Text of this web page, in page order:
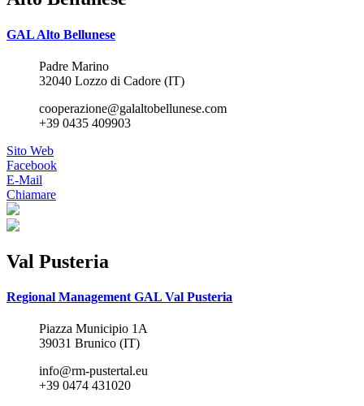
GAL Alto Bellunese
Padre Marino
32040 Lozzo di Cadore (IT)
cooperazione@galaltobellunese.com
+39 0435 409903
Sito Web
Facebook
E-Mail
Chiamare
Val Pusteria
Regional Management GAL Val Pusteria
Piazza Municipio 1A
39031 Brunico (IT)
info@rm-pustertal.eu
+39 0474 431020